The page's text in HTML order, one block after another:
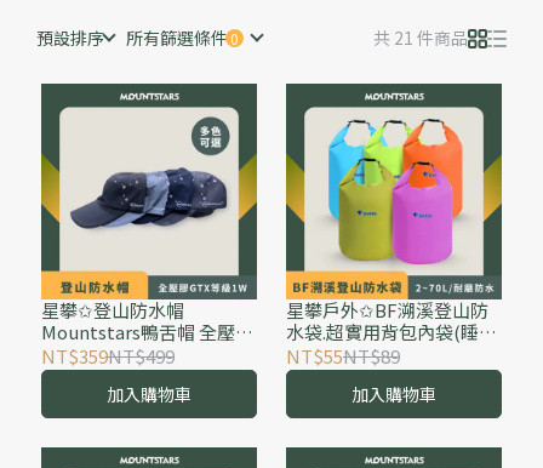
預設排序 所有篩選條件 共 21 件商品
星攀✩登山防水帽
Mountstars鴨舌帽 全壓膠
防水外送值勤防水帽GTX
等級1W+防水透氣登山帽
戶外健行神帽
NT$359NT$499
加入購物車
星攀戶外✩BF溯溪登山防
水袋.超實用背包內袋(睡袋
專用防水袋)騎車防水收納
袋.防水內袋內膽.漂流袋.保
護電子產品.乾燥袋
NT$55NT$89
加入購物車